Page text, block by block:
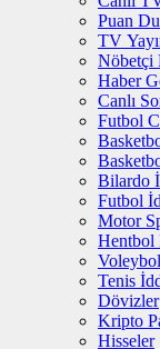
Puan
TV
Nöbetçi
Haber
Canlı
Futbol
Bilardo
Futbol
Motor
Hentbol
Tenis
Dövizler
Kripto
Hisseler